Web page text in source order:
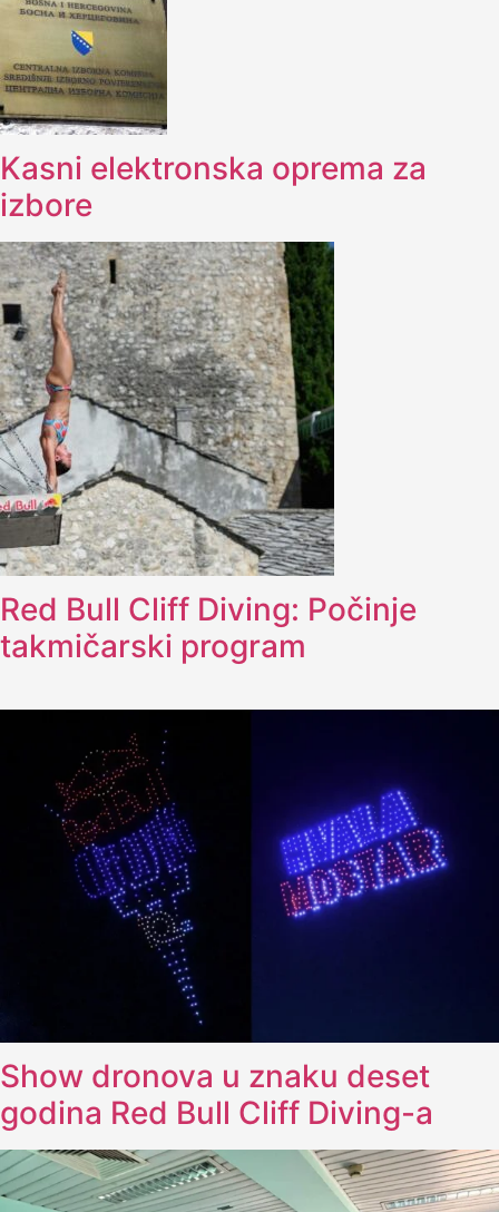
Kasni elektronska oprema za
izbore
Red Bull Cliff Diving: Počinje
takmičarski program
Show dronova u znaku deset
godina Red Bull Cliff Diving-a